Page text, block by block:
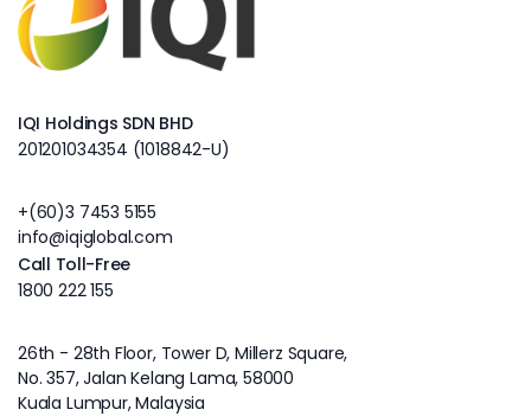
IQI Holdings SDN BHD
201201034354 (1018842-U)
+(60)3 7453 5155
info@iqiglobal.com
Call Toll-Free
1800 222 155
26th - 28th Floor, Tower D, Millerz Square,
No. 357, Jalan Kelang Lama, 58000
Kuala Lumpur, Malaysia